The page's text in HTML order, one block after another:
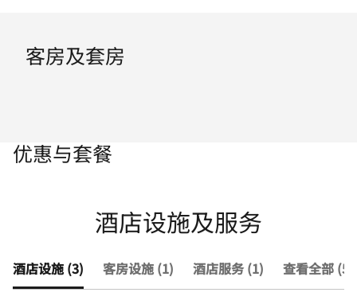
客房及套房
优惠与套餐
酒店设施及服务
酒店设施 (3) 客房设施 (1) 酒店服务 (1) 查看全部 (5)